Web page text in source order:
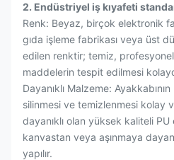
2. Endüstriyel iş kıyafeti
Renk: Beyaz, birçok elektronik
gıda işleme fabrikası veya üst
edilen renktir; temiz,
maddelerin tespit edilmesi
Dayanıklı Malzeme:
silinmesi ve temizlenmesi kolay
dayanıklı olan yüksek kaliteli
kanvastan veya aşınmaya
yapılır.